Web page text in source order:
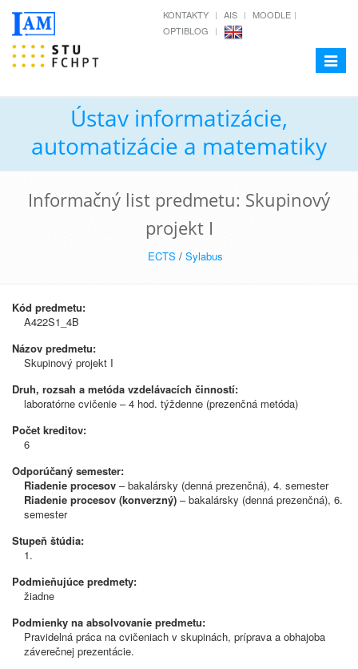
KONTAKTY AIS
MOODLE
OPTIBLOG
Toggle
Ústav informatizácie,
automatizácie a matematiky
Informačný list predmetu: Skupinový
projekt I
ECTS / Sylabus
Kód predmetu:
A422S1_4B
Názov predmetu:
Skupinový projekt I
Druh, rozsah a metóda vzdelávacích činností:
laboratórne cvičenie – 4 hod. týždenne (prezenčná metóda)
Počet kreditov:
6
Odporúčaný semester:
Riadenie procesov – bakalársky (denná prezenčná), 4. semester
Riadenie procesov (konverzný) – bakalársky (denná prezenčná), 6.
semester
Stupeň štúdia:
1.
Podmieňujúce predmety:
žiadne
Podmienky na absolvovanie predmetu:
Pravidelná práca na cvičeniach v skupinách, príprava a obhajoba
záverečnej prezentácie.